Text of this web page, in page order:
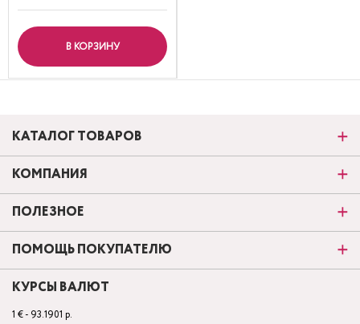
В КОРЗИНУ
КАТАЛОГ ТОВАРОВ
КОМПАНИЯ
ПОЛЕЗНОЕ
ПОМОЩЬ ПОКУПАТЕЛЮ
КУРСЫ ВАЛЮТ
1 € - 93.1901 р.